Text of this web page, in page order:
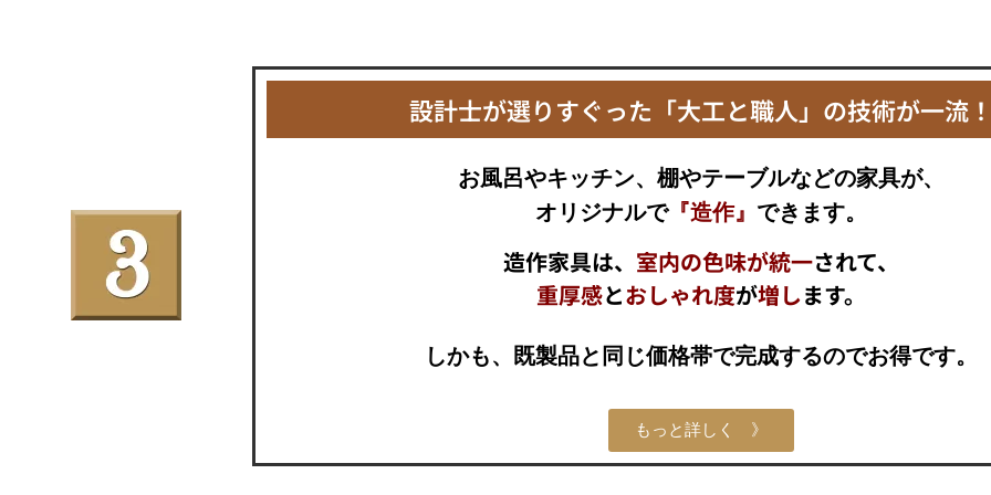
設計士が選りすぐった「大工と職人」の技術が一流
お風呂やキッチン、棚やテーブルなどの家具が、
オリジナルで『造作』 できます。
造作家具は、 室内の色味が統一されて、
重厚感とおしゃれ度が増します。
しかも、既製品と同じ価格帯で完成するのでお得です。
もっと詳しく 》